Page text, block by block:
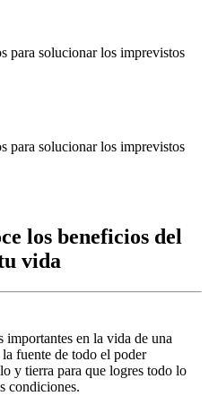
para solucionar los imprevistos
para solucionar los imprevistos
los beneficios del
vida
importantes en la vida de una
fuente de todo el poder
y tierra para que logres todo lo
condiciones.